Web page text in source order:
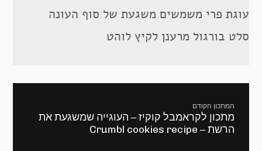
עוגת פרי משמשים משגעת של סוף העונה
סלט בורגול מרענן לקיץ לוהט
המתכון הקודם
מתכון
קודם:
מתכון לקראמבל קוקיז – העוגייה שמשגעת את
הרשת – Crumbl cookies recipe